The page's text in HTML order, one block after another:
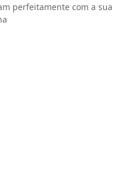
perfeitamente com a sua